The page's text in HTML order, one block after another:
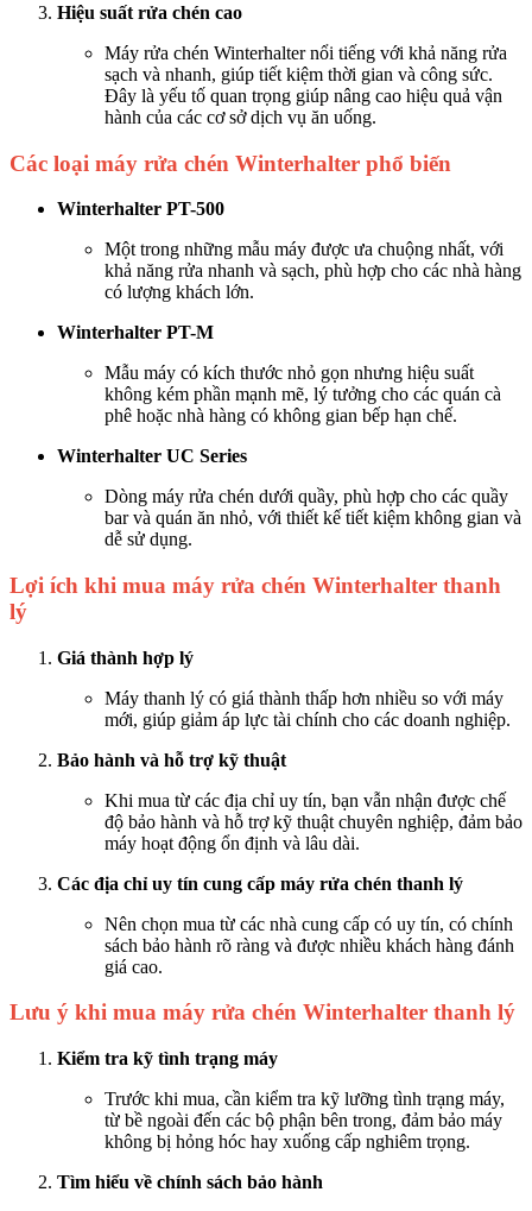
Hiệu suất rửa chén cao
Máy rửa chén Winterhalter nổi tiếng với khả năng rửa
sạch và nhanh, giúp tiết kiệm thời gian và công sức.
Đây là yếu tố quan trọng giúp nâng cao hiệu quả vận
hành của các cơ sở dịch vụ ăn uống.
Các loại máy rửa chén Winterhalter phổ biến
Winterhalter PT-500
Một trong những mẫu máy được ưa chuộng nhất, với
khả năng rửa nhanh và sạch, phù hợp cho các nhà hàng
có lượng khách lớn.
Winterhalter PT-M
Mẫu máy có kích thước nhỏ gọn nhưng hiệu suất
không kém phần mạnh mẽ, lý tưởng cho các quán cà
phê hoặc nhà hàng có không gian bếp hạn chế.
Winterhalter UC Series
Dòng máy rửa chén dưới quầy, phù hợp cho các quầy
bar và quán ăn nhỏ, với thiết kế tiết kiệm không gian và
dễ sử dụng.
Lợi ích khi mua máy rửa chén Winterhalter thanh
lý
Giá thành hợp lý
Máy thanh lý có giá thành thấp hơn nhiều so với máy
mới, giúp giảm áp lực tài chính cho các doanh nghiệp.
Bảo hành và hỗ trợ kỹ thuật
Khi mua từ các địa chỉ uy tín, bạn vẫn nhận được chế
độ bảo hành và hỗ trợ kỹ thuật chuyên nghiệp, đảm bảo
máy hoạt động ổn định và lâu dài.
Các địa chỉ uy tín cung cấp máy rửa chén thanh lý
Nên chọn mua từ các nhà cung cấp có uy tín, có chính
sách bảo hành rõ ràng và được nhiều khách hàng đánh
giá cao.
Lưu ý khi mua máy rửa chén Winterhalter thanh lý
Kiểm tra kỹ tình trạng máy
Trước khi mua, cần kiểm tra kỹ lưỡng tình trạng máy,
từ bề ngoài đến các bộ phận bên trong, đảm bảo máy
không bị hỏng hóc hay xuống cấp nghiêm trọng.
Tìm hiểu về chính sách bảo hành